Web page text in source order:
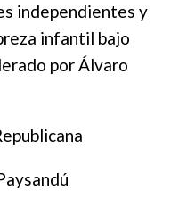
independientes y
infantil bajo
por Álvaro